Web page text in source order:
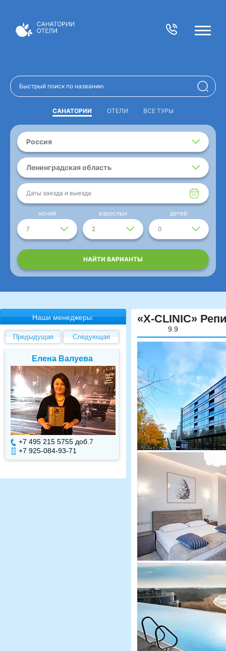
САНАТОРИИ ОТЕЛИ ВСЕ ТУРЫ
Россия
Ленинградская область
Даты заезда и выезда
7
ночей
2
взрослых
0
детей
НАЙТИ ВАРИАНТЫ
Наши менеджеры:
Предыдущая Следующая
Елена Валуева
+7 495 215 5755 доб. 7
+7 925-084-93-71
Светлана
+7 495 215 5755 доб.
+7 925-084-93-70
«X-CLINIC»
9.9